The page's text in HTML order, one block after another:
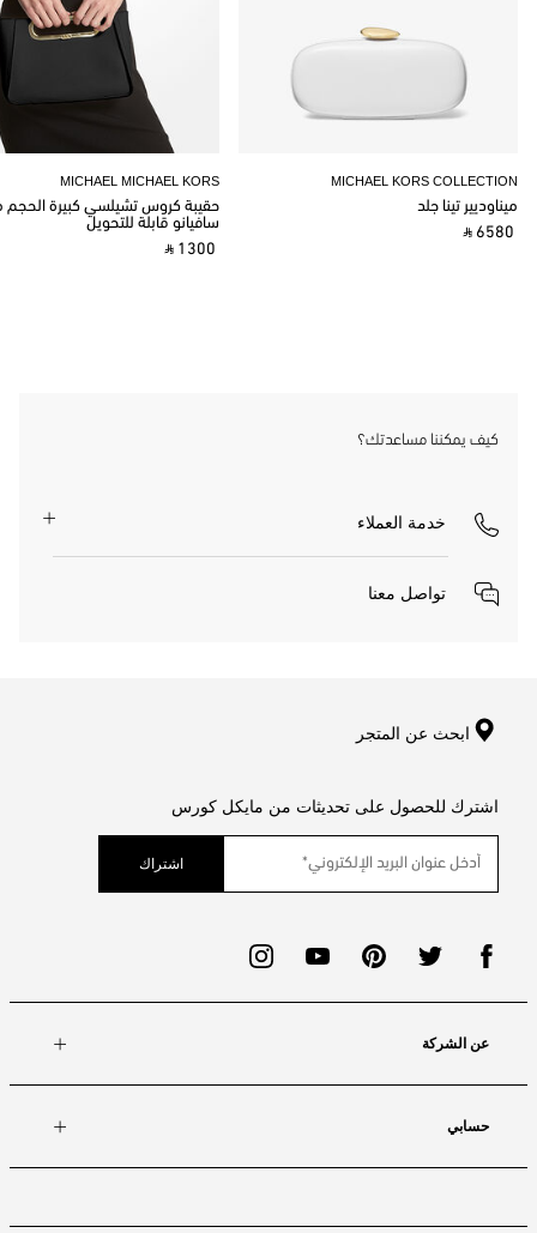
MICHAEL MICHAEL KORS
حقيبة كروس تشيلسي كبيرة الحجم
سافيانو قابلة للتحويل
‎ ⃁ 1300 ‎
MICHAEL KORS COLLECTION
ميناوديير تينا جلد
‎ ⃁ 6580 ‎
كيف يمكننا مساعدتك؟
خدمة العملاء
تواصل معنا
ابحث عن المتجر
اشترك للحصول على تحديثات من مايكل كورس
اشتراك
عن الشركة
حسابي